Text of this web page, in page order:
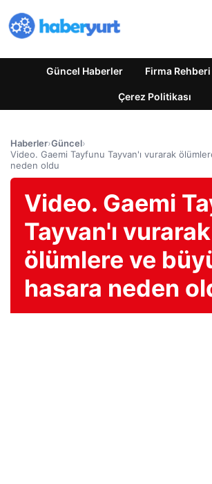
Güncel Haberler Firma Rehberi
Çerez Politikası
Haberler›Güncel›
Video. Gaemi Tayfunu Tayvan'ı vurarak
neden oldu
Video. Gaemi
Tayvan'ı vurarak
ölümlere ve
hasara neden